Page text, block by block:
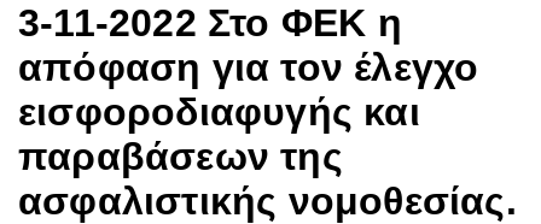
3-11-2022 Στο ΦΕΚ η
απόφαση για τον έλεγχο
εισφοροδιαφυγής και
παραβάσεων της
ασφαλιστικής νομοθεσίας.